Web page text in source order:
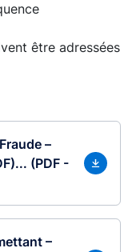
être adressées
–
(PDF -
–